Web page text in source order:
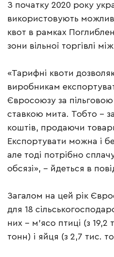
З початку 2020 року
використовують
квот в рамках
зони вільної торгівлі
«Тарифні квоти
виробникам
Євросоюзу за
ставкою мита. Тобто –
коштів, продаючи
Експортувати можна і
але тоді потрібно
обсязі», – йдеться в
Загалом на цей рік
для 18
них – м’ясо птиці (з 19,2
тонн) і яйця (з 2,7 тис.